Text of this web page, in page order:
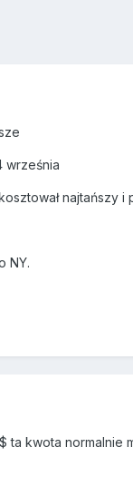
września
najtańszy i
NY.
kwota normalnie